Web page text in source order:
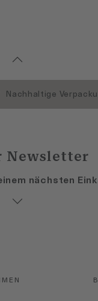
Nachhaltige
Newsletter
nächsten